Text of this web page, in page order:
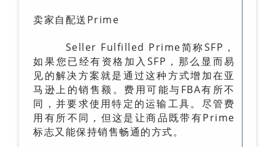
卖家自配送Prime
Seller Fulfilled Prime简称SFP，
如果您已经有资格加入SFP，那么显而易
见的解决方案就是通过这种方式增加在亚
马逊上的销售额。费用可能与FBA有所不
同，并要求使用特定的运输工具。尽管费
用有所不同，但这是让商品既带有Prime
标志又能保持销售畅通的方式。